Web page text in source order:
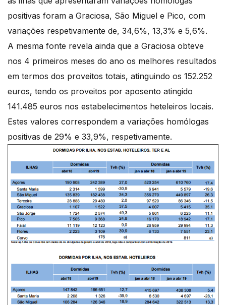
positivas foram a Graciosa, São Miguel e Pico, com
variações respetivamente de, 34,6%, 13,3% e 5,6%.
A mesma fonte revela ainda que a Graciosa obteve
nos 4 primeiros meses do ano os melhores resultados
em termos dos proveitos totais, atinguindo os 152.252
euros, tendo os proveitos por aposento atingido
141.485 euros nos estabelecimentos heteleiros locais.
Estes valores correspondem a variações homólogas
positivas de 29% e 33,9%, respetivamente.